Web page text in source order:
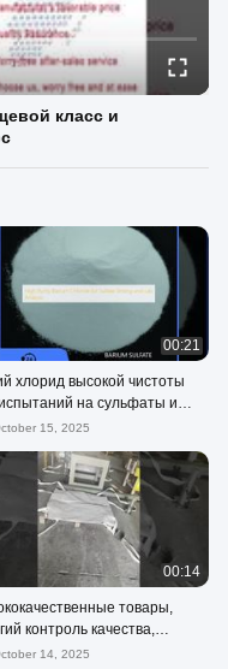
класс и
00:21
хлорид высокой чистоты
на сульфаты и
анализа
15, 2025
00:14
товары,
контроль качества,
качество, фабрика-
14, 2025